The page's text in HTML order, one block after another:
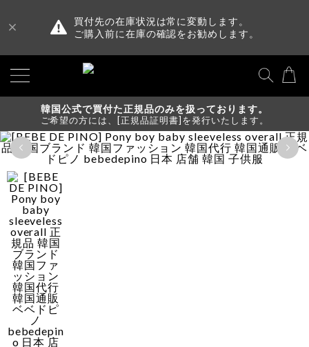
買付先の在庫状況は常に変動します。
ご購入前に在庫の確認をお勧めします。
韓国公式で買付た正規品のみを扱っております。
ご希望の方には、[正規品証明書]を発行いたします。